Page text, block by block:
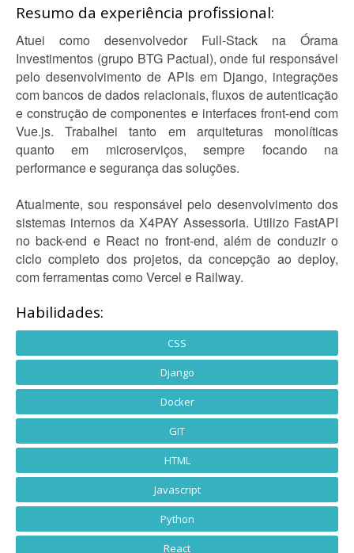
Resumo da experiência profissional:
Atuei como desenvolvedor Full-Stack na Órama
Investimentos (grupo BTG Pactual), onde fui responsável
pelo desenvolvimento de APIs em Django, integrações
com bancos de dados relacionais, fluxos de autenticação
e construção de componentes e interfaces front-end com
Vue.js. Trabalhei tanto em arquiteturas monolíticas
quanto em microserviços, sempre focando na
performance e segurança das soluções.
Atualmente, sou responsável pelo desenvolvimento dos
sistemas internos da X4PAY Assessoria. Utilizo FastAPI
no back-end e React no front-end, além de conduzir o
ciclo completo dos projetos, da concepção ao deploy,
com ferramentas como Vercel e Railway.
Habilidades:
CSS
Django
Docker
GIT
HTML
Javascript
Python
React